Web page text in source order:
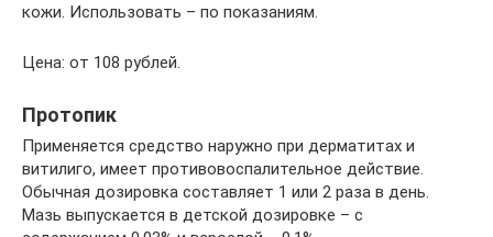
кожи. Использовать – по показаниям.
Цена: от 108 рублей.
Протопик
Применяется средство наружно при дерматитах и
витилиго, имеет противовоспалительное действие.
Обычная дозировка составляет 1 или 2 раза в день.
Мазь выпускается в детской дозировке – с